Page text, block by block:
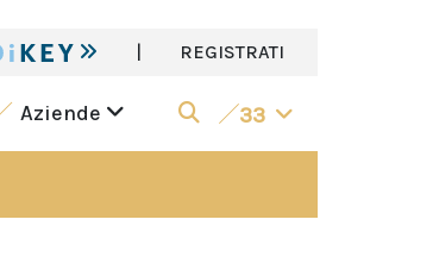
| REGISTRATI
Aziende 33